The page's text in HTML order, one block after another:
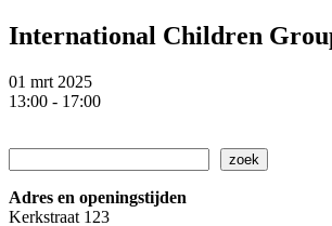
International Children
01 mrt 2025
13:00 - 17:00
zoek
Adres en openingstijden
Kerkstraat 123